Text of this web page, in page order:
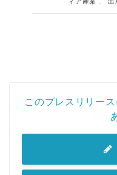
このプレスリリー